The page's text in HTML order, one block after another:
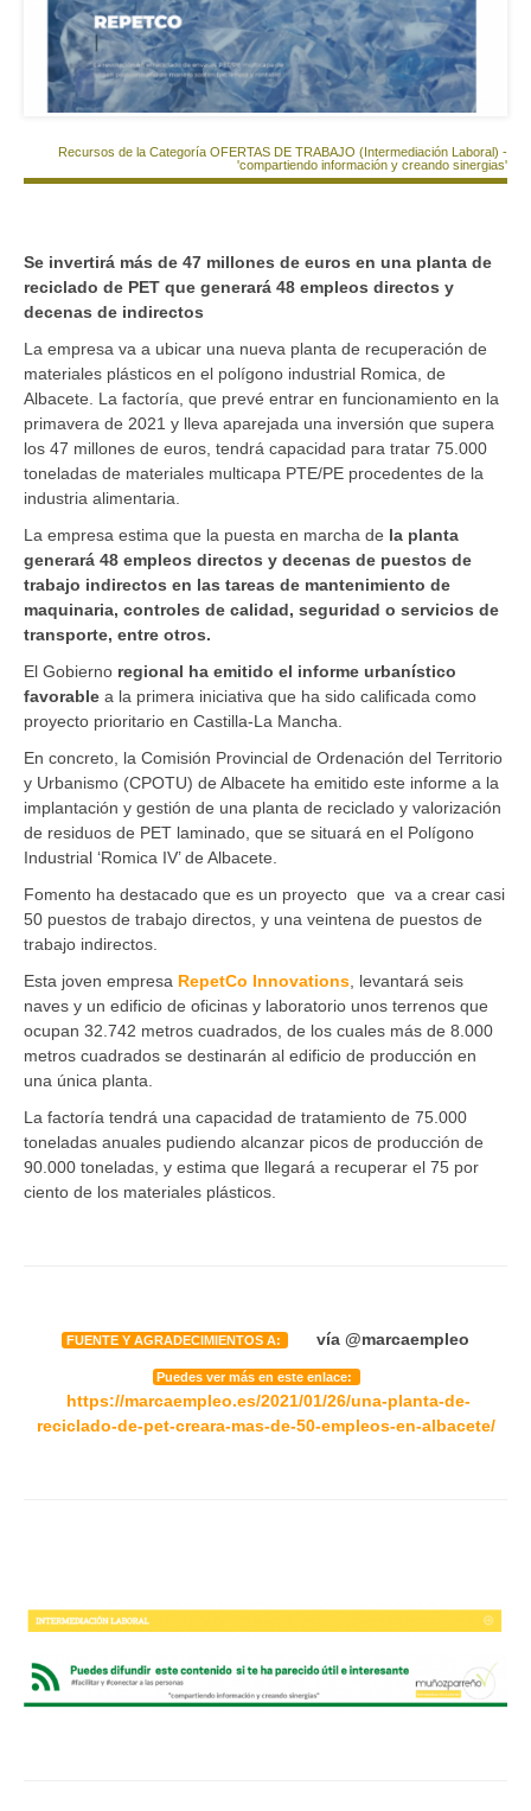
Recursos de la Categoría OFERTAS DE TRABAJO (Intermediación Laboral) -
'compartiendo información y creando sinergias'
Se invertirá más de 47 millones de euros en una planta de
reciclado de PET que generará 48 empleos directos y
decenas de indirectos
La empresa va a ubicar una nueva planta de recuperación de
materiales plásticos en el polígono industrial Romica, de
Albacete. La factoría, que prevé entrar en funcionamiento en la
primavera de 2021 y lleva aparejada una inversión que supera
los 47 millones de euros, tendrá capacidad para tratar 75.000
toneladas de materiales multicapa PTE/PE procedentes de la
industria alimentaria.
La empresa estima que la puesta en marcha de la planta
generará 48 empleos directos y decenas de puestos de
trabajo indirectos en las tareas de mantenimiento de
maquinaria, controles de calidad, seguridad o servicios de
transporte, entre otros.
El Gobierno regional ha emitido el informe urbanístico
favorable a la primera iniciativa que ha sido calificada como
proyecto prioritario en Castilla-La Mancha.
En concreto, la Comisión Provincial de Ordenación del Territorio
y Urbanismo (CPOTU) de Albacete ha emitido este informe a la
implantación y gestión de una planta de reciclado y valorización
de residuos de PET laminado, que se situará en el Polígono
Industrial ‘Romica IV’ de Albacete.
Fomento ha destacado que es un proyecto que va a crear casi
50 puestos de trabajo directos, y una veintena de puestos de
trabajo indirectos.
Esta joven empresa RepetCo Innovations , levantará seis
naves y un edificio de oficinas y laboratorio unos terrenos que
ocupan 32.742 metros cuadrados, de los cuales más de 8.000
metros cuadrados se destinarán al edificio de producción en
una única planta.
La factoría tendrá una capacidad de tratamiento de 75.000
toneladas anuales pudiendo alcanzar picos de producción de
90.000 toneladas, y estima que llegará a recuperar el 75 por
ciento de los materiales plásticos.
FUENTE Y AGRADECIMIENTOS A: vía @marcaempleo
Puedes ver más en este enlace:
https://marcaempleo.es/2021/01/26/una-planta-de-
reciclado-de-pet-creara-mas-de-50-empleos-en-albacete/